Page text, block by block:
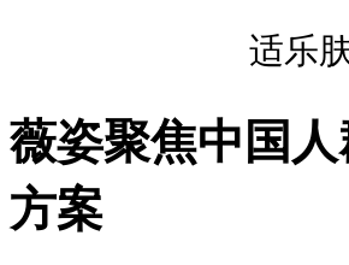
适乐
薇姿聚焦中国
方案